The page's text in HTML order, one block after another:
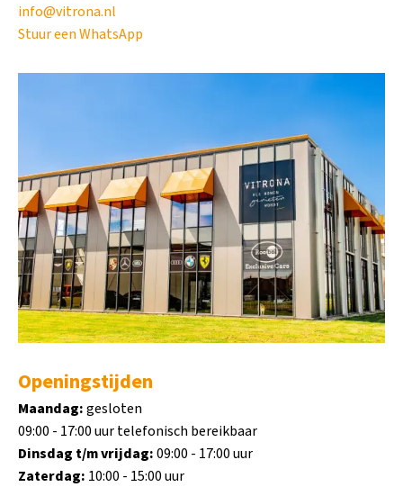
info@vitrona.nl
Stuur een WhatsApp
Openingstijden
Maandag:gesloten
09:00 - 17:00 uur telefonisch bereikbaar
Dinsdag t/m vrijdag:09:00 - 17:00 uur
Zaterdag: 10:00 - 15:00 uur